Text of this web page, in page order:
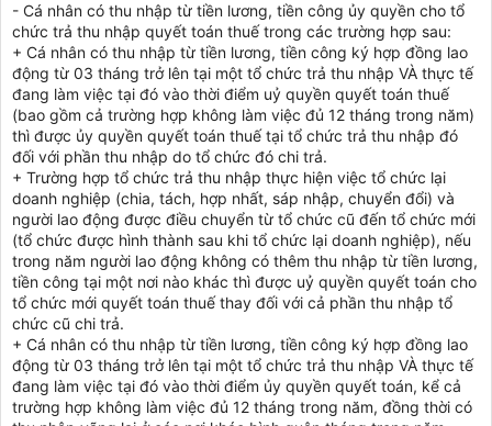
- Cá nhân có thu nhập từ tiền lương, tiền công ủy quyền cho tổ
chức trả thu nhập quyết toán thuế trong các trường hợp sau:
+ Cá nhân có thu nhập từ tiền lương, tiền công ký hợp đồng lao
động từ 03 tháng trở lên tại một tổ chức trả thu nhập VÀ thực tế
đang làm việc tại đó vào thời điểm uỷ quyền quyết toán thuế
(bao gồm cả trường hợp không làm việc đủ 12 tháng trong năm)
thì được ủy quyền quyết toán thuế tại tổ chức trả thu nhập đó
đối với phần thu nhập do tổ chức đó chi trả.
+ Trường hợp tổ chức trả thu nhập thực hiện việc tổ chức lại
doanh nghiệp (chia, tách, hợp nhất, sáp nhập, chuyển đổi) và
người lao động được điều chuyển từ tổ chức cũ đến tổ chức mới
(tổ chức được hình thành sau khi tổ chức lại doanh nghiệp), nếu
trong năm người lao động không có thêm thu nhập từ tiền lương,
tiền công tại một nơi nào khác thì được uỷ quyền quyết toán cho
tổ chức mới quyết toán thuế thay đối với cả phần thu nhập tổ
chức cũ chi trả.
+ Cá nhân có thu nhập từ tiền lương, tiền công ký hợp đồng lao
động từ 03 tháng trở lên tại một tổ chức trả thu nhập VÀ thực tế
đang làm việc tại đó vào thời điểm ủy quyền quyết toán, kể cả
trường hợp không làm việc đủ 12 tháng trong năm, đồng thời có